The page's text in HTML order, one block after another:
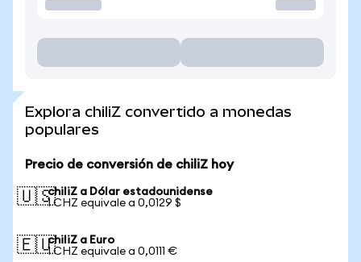
Explora chiliZ convertido a monedas
populares
Precio de conversión de chiliZ hoy
🇺🇸chiliZ a Dólar estadounidense
1 CHZ equivale a 0,0129 $
🇪🇺chiliZ a Euro
1 CHZ equivale a 0,0111 €